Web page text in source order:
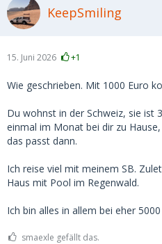
Ich suche nur eine grobe
immer auf die individuelle
Deshalb meine Frage, auf
Vielen Dank für die Antworten.
KeepSmiling
15. Juni 2026 +1
Wie geschrieben. Mit 1000 Euro
Du wohnst in der Schweiz, sie ist
einmal im Monat bei dir zu
das passt dann.
Ich reise viel mit meinem SB.
Haus mit Pool im Regenwald.
Ich bin alles in allem bei eher
smaexle gefällt das.